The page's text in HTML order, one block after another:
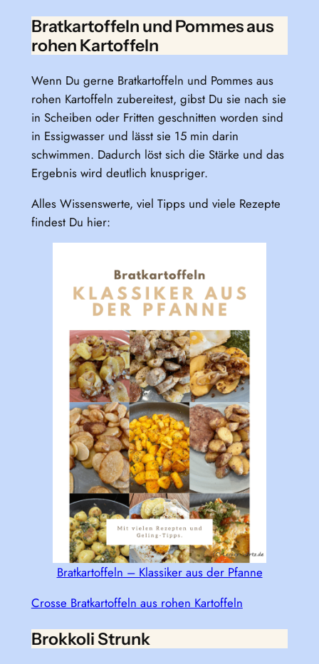
Bratkartoffeln und Pommes aus
rohen Kartoffeln
Wenn Du gerne Bratkartoffeln und Pommes aus
rohen Kartoffeln zubereitest, gibst Du sie nach sie
in Scheiben oder Fritten geschnitten worden sind
in Essigwasser und lässt sie 15 min darin
schwimmen. Dadurch löst sich die Stärke und das
Ergebnis wird deutlich knuspriger.
Alles Wissenswerte, viel Tipps und viele Rezepte
findest Du hier:
Bratkartoffeln – Klassiker aus der Pfanne
Crosse Bratkartoffeln aus rohen Kartoffeln
Brokkoli Strunk